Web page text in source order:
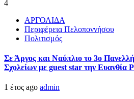
4
ΑΡΓΟΛΙΔΑ
Περιφέρεια Πελοποννήσου
Πολιτισμός
Σε Άργος και Ναύπλιο το 3ο
Σχολείων με guest star την Ευανθία
1 έτος ago admin